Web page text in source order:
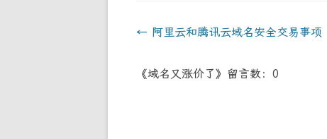
文
導
← 阿里云和腾讯云域名安全交易事项
《域名又涨价了》留言数：0